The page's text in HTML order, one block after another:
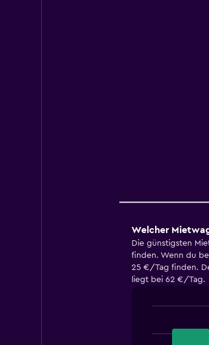
Welcher
Die günstigsten
finden. Wenn du
25 €/Tag finden.
liegt bei 62 €/Tag.